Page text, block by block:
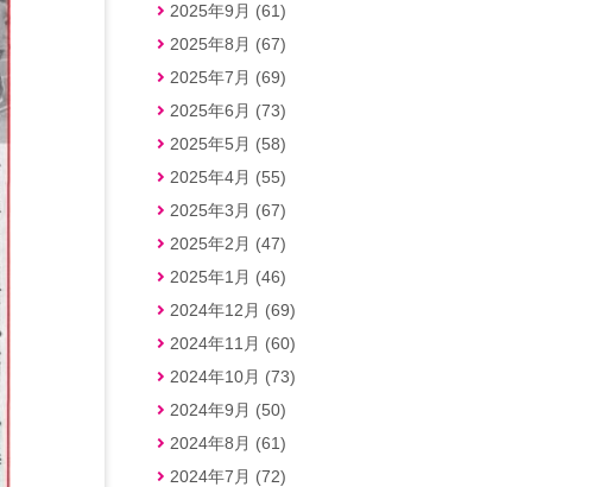
2025年9月 (61)
2025年8月 (67)
2025年7月 (69)
2025年6月 (73)
2025年5月 (58)
2025年4月 (55)
2025年3月 (67)
2025年2月 (47)
2025年1月 (46)
2024年12月 (69)
2024年11月 (60)
2024年10月 (73)
2024年9月 (50)
2024年8月 (61)
2024年7月 (72)